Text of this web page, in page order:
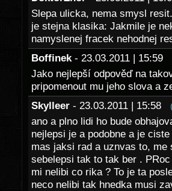
Slepa ulicka, nema smysl
je stejna klasika: Jakmile je
namyslenej fracek nehodnej
Boffinek - 23.03.2011 | 15:59
Jako nejlepší odpověď na
pripomenout mu jeho slova a
Skylleer - 23.03.2011 | 15:58
ano a plno lidi ho bude
nejlepsi je a podobne a je
mas jaksi rad a uznvas to,
sebelepsi tak to tak ber .
mi nelibi co rika ? To je ta
neco nelibi tak hnedka musi